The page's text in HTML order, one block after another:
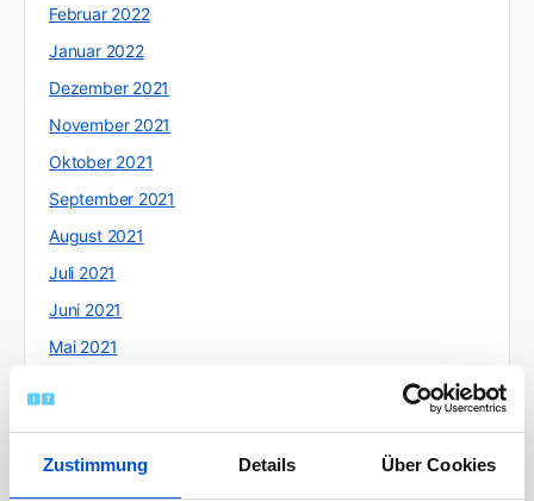
Zustimmung Details Über Cookies
Februar 2022
Januar 2022
Dezember 2021
November 2021
Oktober 2021
September 2021
August 2021
Juli 2021
Juni 2021
Mai 2021
Februar 2021
Januar 2021